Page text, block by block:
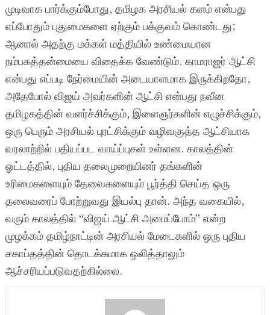
முடிவாக பார்க்கும்போது, தமிழக அரசியல் களம் என்பது
எப்போதும் புதுமைகளை ஏற்கும் பக்குவம் கொண்டது;
ஆனால் அதற்கு மக்கள் மத்தியில் உண்மையான
நம்பகத்தன்மையை விதைக்க வேண்டும். காமராஜர் ஆட்சி
என்பது எப்படி நேர்மையின் அடையாளமாக இருக்கிறதோ,
அதேபோல் விஜய் அவர்களின் ஆட்சி என்பது நவீன
தமிழகத்தின் வளர்ச்சிக்கும், இளைஞர்களின் எழுச்சிக்கும்,
ஒரு பெரும் அரசியல் புரட்சிக்கும் வழிவகுத்த ஆட்சியாக
வரலாற்றில் பதியப்பட வாய்ப்புகள் உள்ளன. காலத்தின்
ஓட்டத்தில், புதிய தலைமுறையினர் தங்களின்
உரிமைகளையும் தேவைகளையும் பூர்த்தி செய்த ஒரு
தலைவரைப் போற்றுவது இயல்பு தான். அந்த வகையில்,
வரும் காலத்தில் “விஜய் ஆட்சி அமைப்போம்” என்ற
முழக்கம் தமிழ்நாட்டின் அரசியல் மேடைகளில் ஒரு புதிய
சகாப்தத்தின் தொடக்கமாக ஒலித்தாலும்
ஆச்சரியப்படுவதற்கில்லை.